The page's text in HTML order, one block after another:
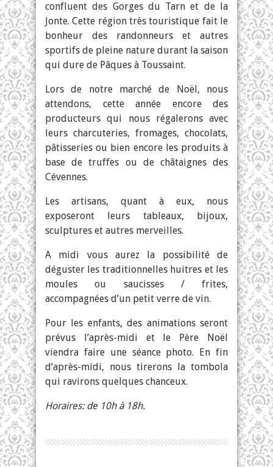
confluent des Gorges du Tarn et de la
Jonte. Cette région très touristique fait le
bonheur des randonneurs et autres
sportifs de pleine nature durant la saison
qui dure de Pâques à Toussaint.
Lors de notre marché de Noël, nous
attendons, cette année encore des
producteurs qui nous régalerons avec
leurs charcuteries, fromages, chocolats,
pâtisseries ou bien encore les produits à
base de truffes ou de châtaignes des
Cévennes.
Les artisans, quant à eux, nous
exposeront leurs tableaux, bijoux,
sculptures et autres merveilles.
A midi vous aurez la possibilité de
déguster les traditionnelles huitres et les
moules ou saucisses / frites,
accompagnées d’un petit verre de vin.
Pour les enfants, des animations seront
prévus l’après-midi et le Père Noël
viendra faire une séance photo. En fin
d’après-midi, nous tirerons la tombola
qui ravirons quelques chanceux.
Horaires: de 10h à 18h.